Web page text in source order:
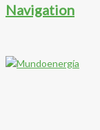
Navigation